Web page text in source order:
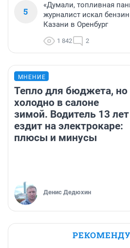
5
«Думали, топливная
журналист искал
Казани в Оренбург
1 842 2
МНЕНИЕ
Тепло для бюджета, но
холодно в салоне
зимой. Водитель 13 лет
ездит на электрокаре:
плюсы и минусы
Денис Дедюхин